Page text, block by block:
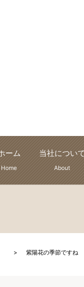
ーム
Home
当社につい
About
紫陽花の季節ですね